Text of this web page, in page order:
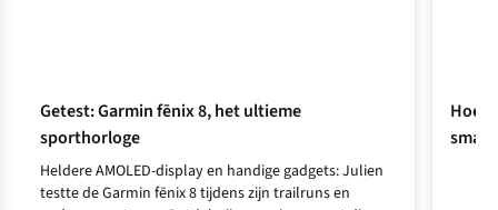
Getest: Garmin fēnix 8, het ultieme
sporthorloge
Heldere AMOLED-display en handige gadgets: Julien
testte de Garmin fēnix 8 tijdens zijn trailruns en
Hoe